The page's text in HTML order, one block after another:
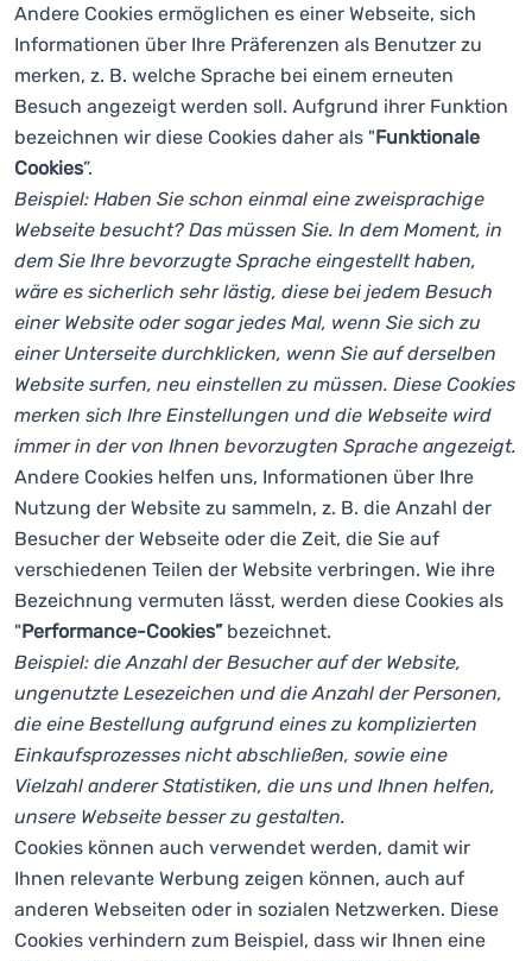
Andere Cookies ermöglichen es einer Webseite, sich
Informationen über Ihre Präferenzen als Benutzer zu
merken, z. B. welche Sprache bei einem erneuten
Besuch angezeigt werden soll. Aufgrund ihrer Funktion
bezeichnen wir diese Cookies daher als "Funktionale
Cookies”.
Beispiel: Haben Sie schon einmal eine zweisprachige
Webseite besucht? Das müssen Sie. In dem Moment, in
dem Sie Ihre bevorzugte Sprache eingestellt haben,
wäre es sicherlich sehr lästig, diese bei jedem Besuch
einer Website oder sogar jedes Mal, wenn Sie sich zu
einer Unterseite durchklicken, wenn Sie auf derselben
Website surfen, neu einstellen zu müssen. Diese Cookies
merken sich Ihre Einstellungen und die Webseite wird
immer in der von Ihnen bevorzugten Sprache angezeigt.
Andere Cookies helfen uns, Informationen über Ihre
Nutzung der Website zu sammeln, z. B. die Anzahl der
Besucher der Webseite oder die Zeit, die Sie auf
verschiedenen Teilen der Website verbringen. Wie ihre
Bezeichnung vermuten lässt, werden diese Cookies als
"Performance-Cookies” bezeichnet.
Beispiel: die Anzahl der Besucher auf der Website,
ungenutzte Lesezeichen und die Anzahl der Personen,
die eine Bestellung aufgrund eines zu komplizierten
Einkaufsprozesses nicht abschließen, sowie eine
Vielzahl anderer Statistiken, die uns und Ihnen helfen,
unsere Webseite besser zu gestalten.
Cookies können auch verwendet werden, damit wir
Ihnen relevante Werbung zeigen können, auch auf
anderen Webseiten oder in sozialen Netzwerken. Diese
Cookies verhindern zum Beispiel, dass wir Ihnen eine